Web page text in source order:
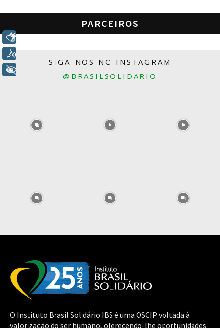
PARCEIROS
SIGA-NOS NO INSTAGRAM
@BRASILSOLIDARIO
O Instituto Brasil Solidário IBS é uma OSCIP voltada à
valorização do ser humano, oferecendo-lhe oportunidades
Libras